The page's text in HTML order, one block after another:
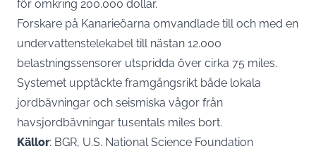
för omkring 200.000 dollar.
Forskare på Kanarieöarna omvandlade till och med en
undervattenstelekabel till nästan 12.000
belastningssensorer utspridda över cirka 75 miles.
Systemet upptäckte framgångsrikt både lokala
jordbävningar och seismiska vågor från
havsjordbävningar tusentals miles bort.
Källor: BGR, U.S. National Science Foundation